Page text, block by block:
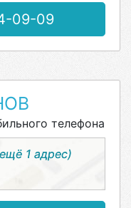
09-09
телефона
1 адрес)